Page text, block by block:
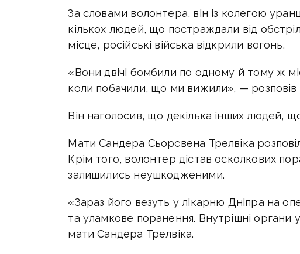
За словами волонтера, він із колегою
кількох людей, що постраждали від
місце, російські війська відкрили вогонь.
«Вони двічі бомбили по одному й тому ж
коли побачили, що ми вижили», — розповів
Він наголосив, що декілька інших людей,
Мати Сандера Сьорсвена Трелвіка
Крім того, волонтер дістав осколкових
залишились неушкодженими.
«Зараз його везуть у лікарню Дніпра на
та уламкове поранення. Внутрішні
мати Сандера Трелвіка.